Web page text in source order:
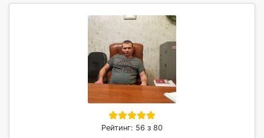
Рейтинг: 56 з 80